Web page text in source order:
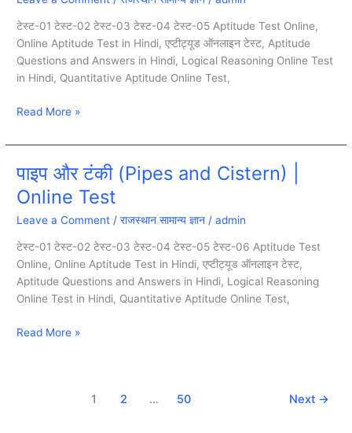
टेस्ट-01 टेस्ट-02 टेस्ट-03 टेस्ट-04 टेस्ट-05 Aptitude Test Online,
Online Aptitude Test in Hindi, एप्टीट्यूड ऑनलाइन टेस्ट, Aptitude
Questions and Answers in Hindi, Logical Reasoning Online Test
in Hindi, Quantitative Aptitude Online Test,
|
Read More »
पाइप और टंकी (Pipes and Cistern) |
Online Test
Leave a Comment /राजस्थान सामान्य ज्ञान /admin
टेस्ट-01 टेस्ट-02 टेस्ट-03 टेस्ट-04 टेस्ट-05 टेस्ट-06 Aptitude Test
Online, Online Aptitude Test in Hindi, एप्टीट्यूड ऑनलाइन टेस्ट,
Aptitude Questions and Answers in Hindi, Logical Reasoning
Online Test in Hindi, Quantitative Aptitude Online Test,
पाइप
और
टंकी
(Pipes
and
Online
Read More »
1 2 … 50 Next →